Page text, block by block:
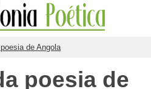
de Angola
poesia de